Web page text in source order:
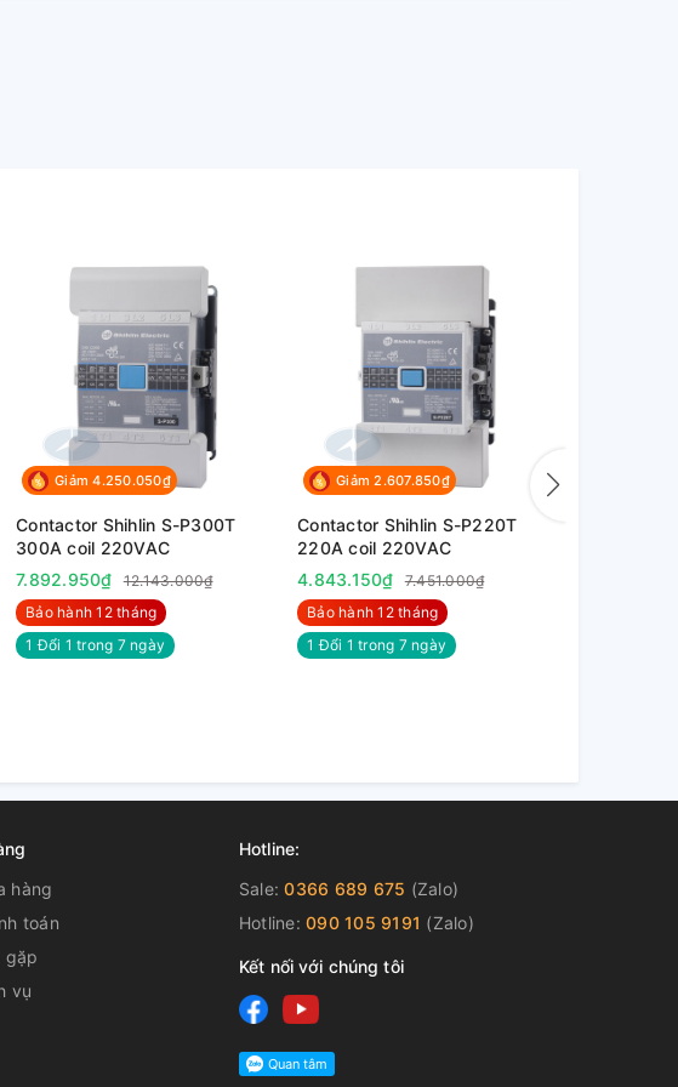
Giảm 4.250.050₫
Contactor Shihlin S-P300T
300A coil 220VAC
7.892.950₫
12.143.000₫
Bảo hành 12 tháng
1 Đổi 1 trong 7 ngày
Giảm 2.607.850₫
Contactor Shihlin S-P220T
220A coil 220VAC
4.843.150₫
7.451.000₫
Bảo hành 12 tháng
1 Đổi 1 trong 7 ngày
hàng
toán
gặp
vụ
Hotline:
Sale:0366 689 675 (Zalo)
Hotline:090 105 9191 (Zalo)
Kết nối với chúng tôi